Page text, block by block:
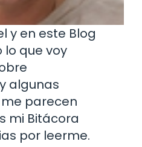
y en este Blog
que voy
algunas
parecen
mi Bitácora
por leerme.